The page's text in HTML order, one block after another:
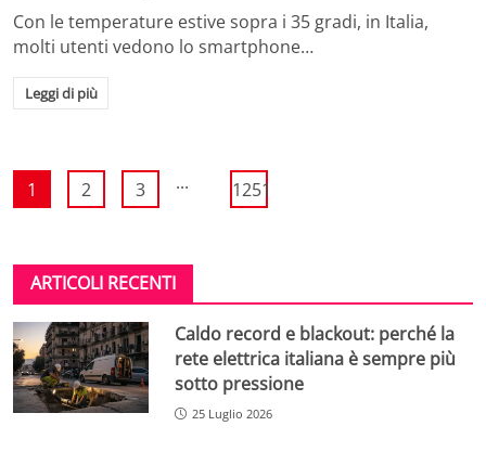
Con le temperature estive sopra i 35 gradi, in Italia,
molti utenti vedono lo smartphone…
Leggi di più
1 2 3 ... 1251
ARTICOLI RECENTI
Caldo record e blackout: perché la
rete elettrica italiana è sempre più
sotto pressione
25 Luglio 2026